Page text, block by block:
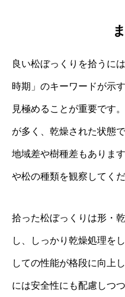
良い松ぼっくりを拾うに
時期」のキーワードが示
見極めることが重要です
が多く、乾燥された状態
地域差や樹種差もありま
や松の種類を観察してくだ
拾った松ぼっくりは形・
し、しっかり乾燥処理を
しての性能が格段に向上
には安全性にも配慮しつ